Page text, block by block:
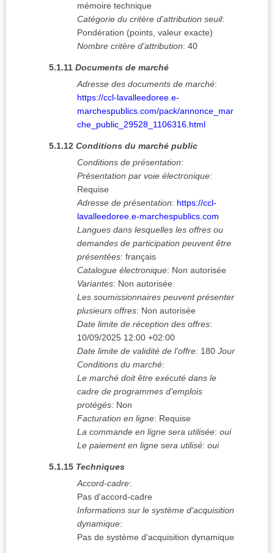
mémoire technique
Catégorie du critère d'attribution seuil:
Pondération (points, valeur exacte)
Nombre critère d'attribution: 40
5.1.11 Documents de marché
Adresse des documents de marché:
https://ccl-lavalleedoree.e-
marchespublics.com/pack/annonce_mar
che_public_29528_1106316.html
5.1.12 Conditions du marché public
Conditions de présentation:
Présentation par voie électronique:
Requise
Adresse de présentation: https://ccl-
lavalleedoree.e-marchespublics.com
Langues dans lesquelles les offres ou
demandes de participation peuvent être
présentées: français
Catalogue électronique: Non autorisée
Variantes: Non autorisée
Les soumissionnaires peuvent présenter
plusieurs offres: Non autorisée
Date limite de réception des offres:
10/09/2025 12:00 +02:00
Date limite de validité de l'offre: 180 Jour
Conditions du marché:
Le marché doit être exécuté dans le
cadre de programmes d'emplois
protégés: Non
Facturation en ligne: Requise
La commande en ligne sera utilisée: oui
Le paiement en ligne sera utilisé: oui
5.1.15 Techniques
Accord-cadre:
Pas d'accord-cadre
Informations sur le système d'acquisition
dynamique:
Pas de système d'acquisition dynamique